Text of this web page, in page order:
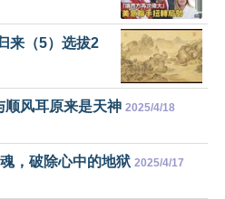
来（5）选拔2
顺风耳原来是天神 2025/4/18
，破除心中的地狱 2025/4/17